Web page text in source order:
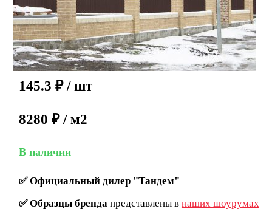
145.3 ₽ / шт
8280 ₽ / м2
В наличии
✅Официальный дилер "Тандем"
✅Образцы брендапредставлены в наших шоурумах